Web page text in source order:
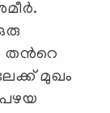
തന്‍റെ
മുഖം
പഴയ